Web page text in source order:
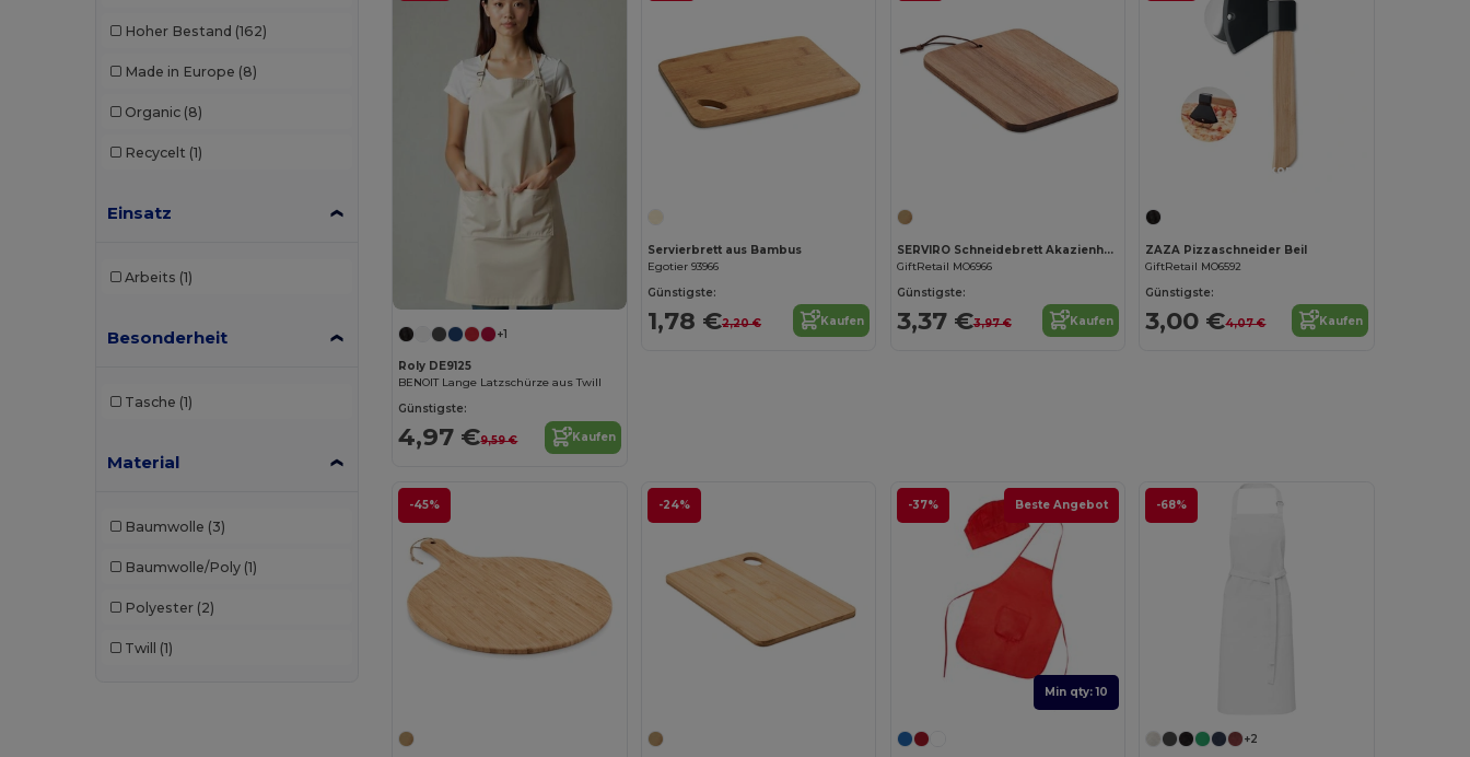
Hoher Bestand (162)
Made in Europe (8)
Organic (8)
Recycelt (1)
Einsatz
Arbeits (1)
Besonderheit
Tasche (1)
Material
Baumwolle (3)
Baumwolle/Poly (1)
Polyester (2)
Twill (1)
+1
Roly DE9125
BENOIT Lange Latzschürze aus Twill
Günstigste:
4,97 €9,59 € Kaufen
Servierbrett aus Bambus
Egotier 93966
Günstigste:
1,78 €2,20 € Kaufen
SERVIRO Schneidebrett Akazienholz
GiftRetail MO6966
Günstigste:
3,37 €3,97 € Kaufen
Jetzt konfigurieren!
ZAZA Pizzaschneider Beil
GiftRetail MO6592
Günstigste:
3,00 €4,07 € Kaufen
-45% -24% -37% Beste Angebot
Min qty: 10
-68%
+2